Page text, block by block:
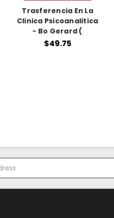
Trasferencia En La
Clinica Psicoanalitica
- Bo Gerard (
$49.75